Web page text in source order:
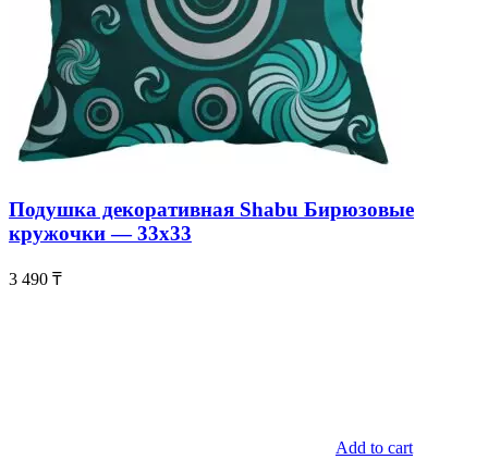
Подушка декоративная Shabu Бирюзовые
кружочки — 33х33
3 490 ₸
Add to cart